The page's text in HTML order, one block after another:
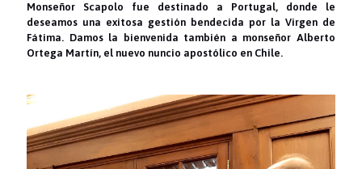
Monseñor Scapolo fue destinado a Portugal, donde le
deseamos una exitosa gestión bendecida por la Virgen de
Fátima. Damos la bienvenida también a monseñor Alberto
Ortega Martín, el nuevo nuncio apostólico en Chile.